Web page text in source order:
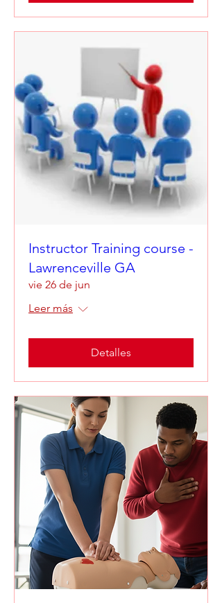
Instructor Training course -
Lawrenceville GA
vie 26 de jun
Leer más
Detalles